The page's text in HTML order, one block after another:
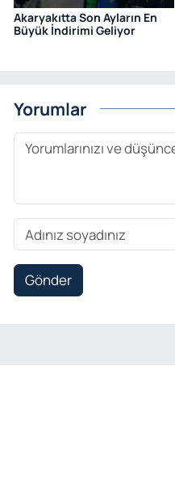
Akaryakıtta Son Ayların En
Büyük İndirimi Geliyor
Yorumlar
Gönder